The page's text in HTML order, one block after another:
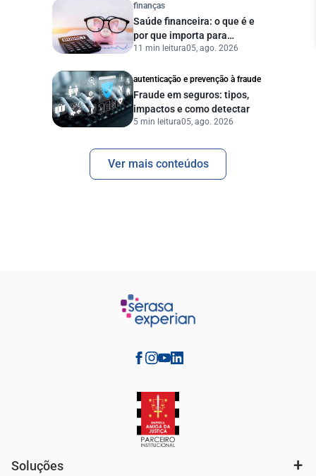
finanças
Saúde financeira: o que é e
por que importa para
pessoas e empresas?
11 min leitura05, ago. 2026
autenticação e prevenção à fraude
Fraude em seguros: tipos,
impactos e como detectar
5 min leitura05, ago. 2026
Ver mais conteúdos
Soluções